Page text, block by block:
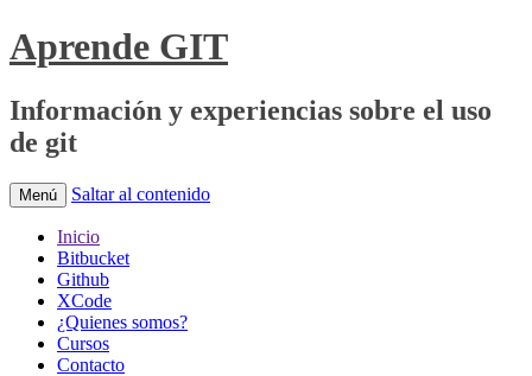
Aprende GIT
Información y experiencias sobre el uso
de git
Menú Saltar al contenido
Inicio
Bitbucket
Github
XCode
¿Quienes somos?
Cursos
Contacto